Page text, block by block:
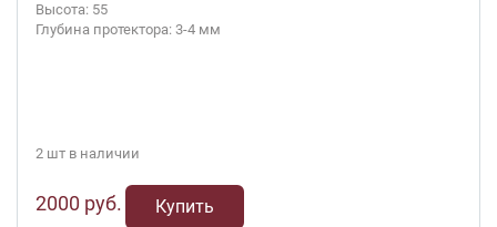
Высота: 55
Глубина протектора: 3-4 мм
2 шт в наличии
2000 руб. Купить